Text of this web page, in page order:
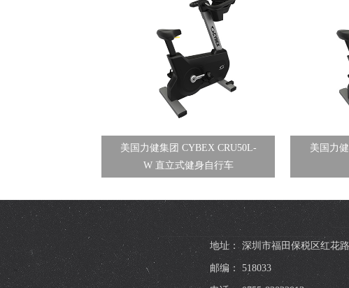
美国力健集团 CYBEX CRU50L-
W 直立式健身自行车
美国力
地址： 深圳市福田保税区红花
邮编： 518033